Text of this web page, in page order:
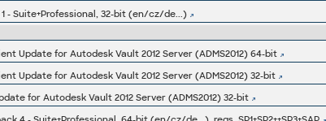
- Suite+Professional, 32-bit (en/cz/de...)
Update for Autodesk Vault 2012 Server (ADMS2012) 64-bit
Update for Autodesk Vault 2012 Server (ADMS2012) 32-bit
for Autodesk Vault 2012 Server (ADMS2012) 32-bit